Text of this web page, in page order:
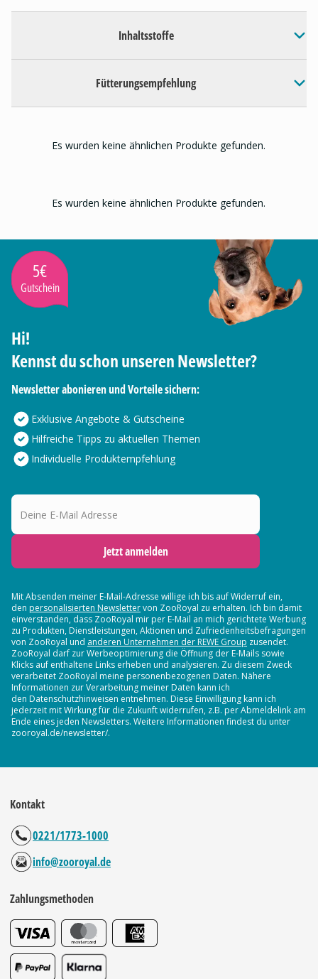
Inhaltsstoffe
Fütterungsempfehlung
Es wurden keine ähnlichen Produkte gefunden.
Es wurden keine ähnlichen Produkte gefunden.
5€
Gutschein
Hi!
Kennst du schon unseren Newsletter?
Newsletter abonieren und Vorteile sichern:
Exklusive Angebote & Gutscheine
Hilfreiche Tipps zu aktuellen Themen
Individuelle Produktempfehlung
Deine E-Mail Adresse
Jetzt anmelden
Mit Absenden meiner E-Mail-Adresse willige ich bis auf Widerruf ein,
den personalisierten Newslettervon ZooRoyal zu erhalten. Ich bin damit
einverstanden, dass ZooRoyal mir per E-Mail an mich gerichtete Werbung
zu Produkten, Dienstleistungen, Aktionen und Zufriedenheitsbefragungen
von ZooRoyal und anderen Unternehmen der REWE Group zusendet.
ZooRoyal darf zur Werbeoptimierung die Öffnung der E-Mails sowie
Klicks auf enthaltene Links erheben und analysieren. Zu diesem Zweck
verarbeitet ZooRoyal meine personenbezogenen Daten. Nähere
Informationen zur Verarbeitung meiner Daten kann ich
den Datenschutzhinweisen entnehmen. Diese Einwilligung kann ich
jederzeit mit Wirkung für die Zukunft widerrufen, z.B. per Abmeldelink am
Ende eines jeden Newsletters. Weitere Informationen findest du unter
zooroyal.de/newsletter/.
Kontakt
0221/1773-1000
info@zooroyal.de
Zahlungsmethoden